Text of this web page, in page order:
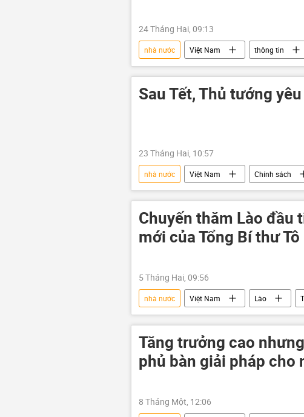
24 Tháng Hai, 09:13
nhà nước Việt Nam thông tin
tăng trưởng kinh tế
mức tăng trưởng
Sau Tết, Thủ tướng
23 Tháng Hai, 10:57
nhà nước Việt Nam Chính sách
Phạm Minh Chính
Tết
Chuyến thăm Lào đầu
mới của Tổng Bí thư Tô
5 Tháng Hai, 09:56
nhà nước Việt Nam Lào
Bộ Ngoại giao Việt Nam
Chính trị
Tăng trưởng cao
phủ bàn giải pháp cho
8 Tháng Một, 12:06